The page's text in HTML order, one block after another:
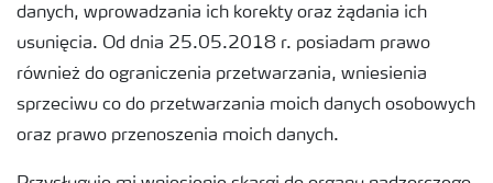
danych, wprowadzania ich korekty oraz żądania ich
usunięcia. Od dnia 25.05.2018 r. posiadam prawo
również do ograniczenia przetwarzania, wniesienia
sprzeciwu co do przetwarzania moich danych osobowych
oraz prawo przenoszenia moich danych.